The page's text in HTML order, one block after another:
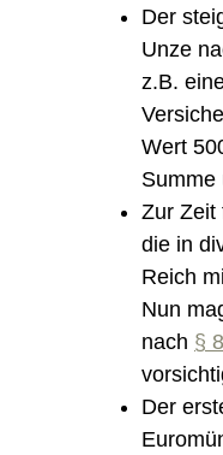
Der
Unze
z.B.
Wert
Summe
Zur Zeit
die in
Reich
Nun
nach §
Der